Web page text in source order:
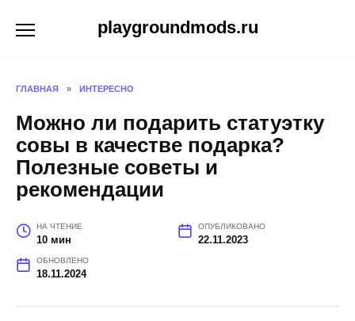
playgroundmods.ru
ГЛАВНАЯ » ИНТЕРЕСНО
Можно ли подарить статуэтку
совы в качестве подарка?
Полезные советы и
рекомендации
НА ЧТЕНИЕ
10 мин
ОПУБЛИКОВАНО
22.11.2023
ОБНОВЛЕНО
18.11.2024